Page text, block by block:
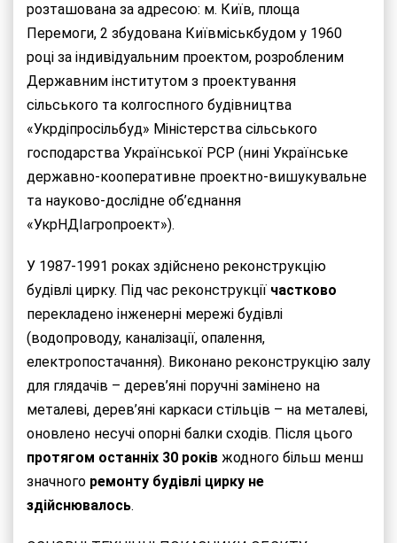
розташована за адресою: м. Київ, площа
Перемоги, 2 збудована Київміськбудом у 1960
році за індивідуальним проектом, розробленим
Державним інститутом з проектування
сільського та колгоспного будівництва
«Укрдіпросільбуд» Міністерства сільського
господарства Української РСР (нині Українське
державно-кооперативне проектно-вишукувальне
та науково-дослідне об’єднання
«УкрНДІагропроект»).
У 1987-1991 роках здійснено реконструкцію
будівлі цирку. Під час реконструкції частково
перекладено інженерні мережі будівлі
(водопроводу, каналізації, опалення,
електропостачання). Виконано реконструкцію залу
для глядачів – дерев’яні поручні замінено на
металеві, дерев’яні каркаси стільців – на металеві,
оновлено несучі опорні балки сходів. Після цього
протягом останніх 30 років жодного більш менш
значного ремонту будівлі цирку не
здійснювалось.